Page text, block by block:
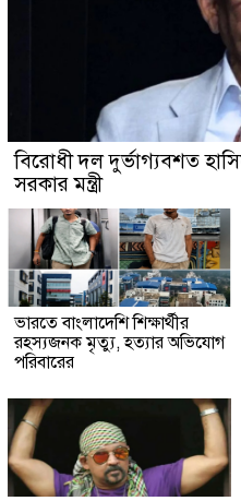
বিরোধী দল দুর্ভাগ্যবশত
সরকার মন্ত্রী
ভারতে বাংলাদেশি শিক্ষার্থীর
রহস্যজনক মৃত্যু, হত্যার অভিযোগ
পরিবারের